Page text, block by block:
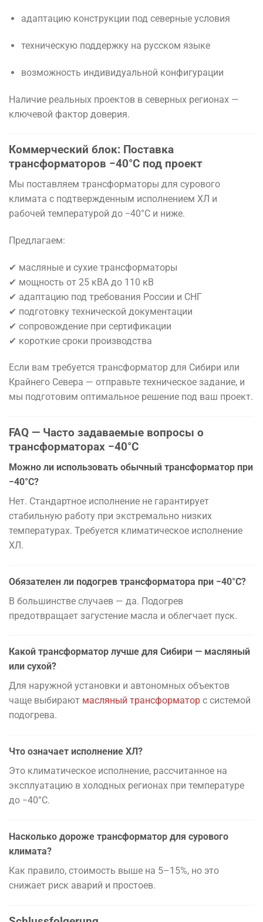
адаптацию конструкции под северные условия
техническую поддержку на русском языке
возможность индивидуальной конфигурации
Наличие реальных проектов в северных регионах —
ключевой фактор доверия.
Коммерческий блок: Поставка
трансформаторов −40°C под проект
Мы поставляем трансформаторы для сурового
климата с подтвержденным исполнением ХЛ и
рабочей температурой до −40°C и ниже.
Предлагаем:
✔ масляные и сухие трансформаторы
✔ мощность от 25 кВА до 110 кВ
✔ адаптацию под требования России и СНГ
✔ подготовку технической документации
✔ сопровождение при сертификации
✔ короткие сроки производства
Если вам требуется трансформатор для Сибири или
Крайнего Севера — отправьте техническое задание, и
мы подготовим оптимальное решение под ваш проект.
FAQ — Часто задаваемые вопросы о
трансформаторах −40°C
Можно ли использовать обычный трансформатор при
−40°C?
Нет. Стандартное исполнение не гарантирует
стабильную работу при экстремально низких
температурах. Требуется климатическое исполнение
ХЛ.
Обязателен ли подогрев трансформатора при −40°C?
В большинстве случаев — да. Подогрев
предотвращает загустение масла и облегчает пуск.
Какой трансформатор лучше для Сибири — масляный
или сухой?
Для наружной установки и автономных объектов
чаще выбирают масляный трансформатор с системой
подогрева.
Что означает исполнение ХЛ?
Это климатическое исполнение, рассчитанное на
эксплуатацию в холодных регионах при температуре
до −40°C.
Насколько дороже трансформатор для сурового
климата?
Как правило, стоимость выше на 5–15%, но это
снижает риск аварий и простоев.